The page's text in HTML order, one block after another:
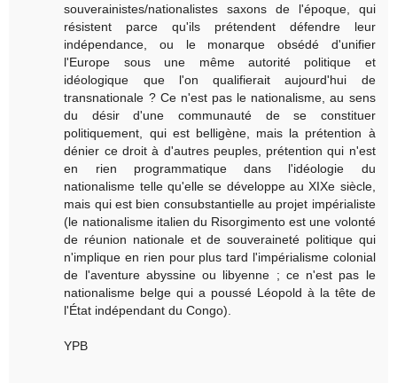
souverainistes/nationalistes saxons de l'époque, qui
résistent parce qu'ils prétendent défendre leur
indépendance, ou le monarque obsédé d'unifier
l'Europe sous une même autorité politique et
idéologique que l'on qualifierait aujourd'hui de
transnationale ? Ce n'est pas le nationalisme, au sens
du désir d'une communauté de se constituer
politiquement, qui est belligène, mais la prétention à
dénier ce droit à d'autres peuples, prétention qui n'est
en rien programmatique dans l'idéologie du
nationalisme telle qu'elle se développe au XIXe siècle,
mais qui est bien consubstantielle au projet impérialiste
(le nationalisme italien du Risorgimento est une volonté
de réunion nationale et de souveraineté politique qui
n'implique en rien pour plus tard l'impérialisme colonial
de l'aventure abyssine ou libyenne ; ce n'est pas le
nationalisme belge qui a poussé Léopold à la tête de
l'État indépendant du Congo).
YPB